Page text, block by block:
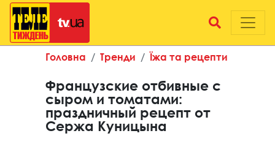
Головна Тренди Їжа та рецепти
Французские отбивные с
сыром и томатами:
праздничный рецепт от
Сержа Куницына